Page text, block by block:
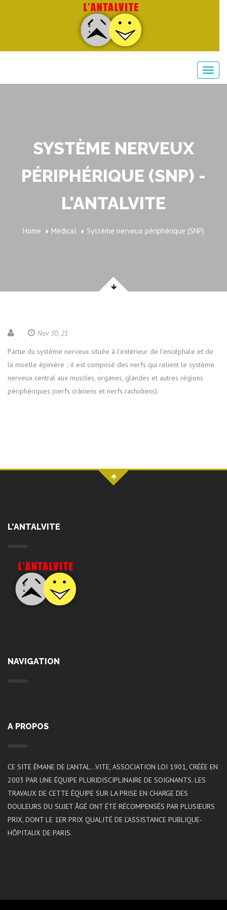
SYSTÈME NERVEUX
PÉRIPHÉRIQUE (SNP) -
L'ANTALVITE
Home Médical Système nerveux périphérique (SNP)
Nov 30, 21
Partie du système nerveux située à l’extérieur de l’encéphale et de
la moelle épinière ; il est composé des nerfs qui relient le système
nerveux central aux muscles, organes, glandes et autres régions
périphériques (nerfs crâniens et nerfs rachidiens).
L'ANTALVITE
NAVIGATION
A PROPOS
CE SITE ÉMANE DE L’ANTAL…VITE, ASSOCIATION LOI 1901, CRÉÉE EN
2003 PAR UNE ÉQUIPE PLURIDISCIPLINAIRE DE SOIGNANTS. LES
TRAVAUX DE CETTE ÉQUIPE SUR LA PRISE EN CHARGE DES
DOULEURS DU SUJET ÂGÉ ONT ÉTÉ RÉCOMPENSÉS PAR PLUSIEURS
PRIX, DONT LE 1ER PRIX QUALITÉ DE L’ASSISTANCE PUBLIQUE-
HÔPITAUX DE PARIS.